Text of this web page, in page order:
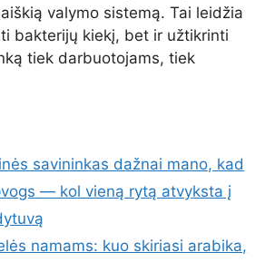
valymo sistemą. Tai leidžia
bakterijų kiekį, bet ir užtikrinti
tiek darbuotojams, tiek
savininkas dažnai mano, kad
— kol vieną rytą atvyksta į
namams: kuo skiriasi arabika,